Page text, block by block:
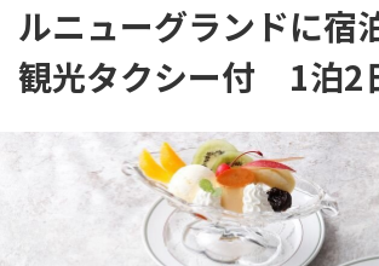
ルニューグランドに宿
観光タクシー付 1泊2